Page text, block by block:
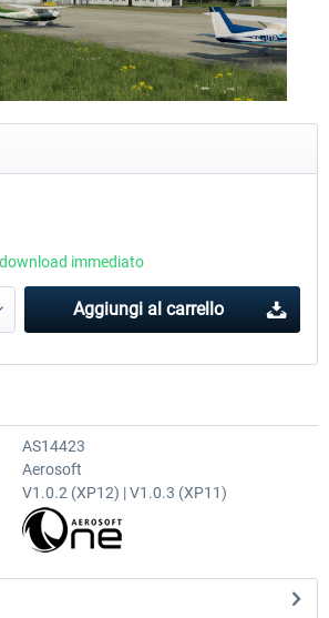
V2 XP Airport Zurich V2.0 XP
immediato
Aggiungi al carrello
AS14423
Aerosoft
V1.0.2 (XP12) | V1.0.3 (XP11)